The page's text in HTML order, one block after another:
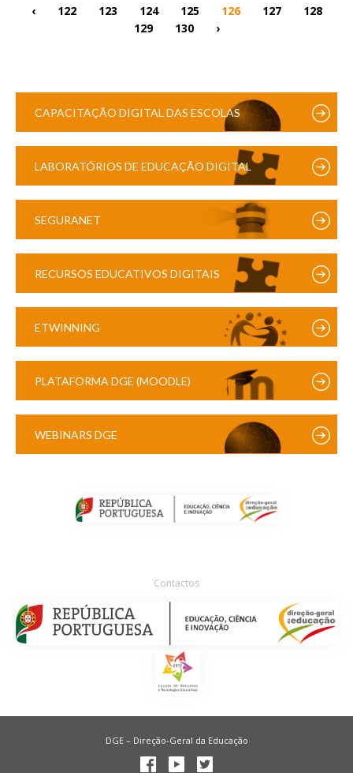
‹ 122 123 124 125 126 127
128
129
130 ›
CAPACITAÇÃO DIGITAL DAS ESCOLAS
LABORATÓRIOS DE EDUCAÇÃO DIGITAL
SEGURANET
RECURSOS EDUCATIVOS DIGITAIS
ETWINNING
PLATAFORMA DGE (MOODLE)
WEBINARS DGE
Contactos
DGE – Direção-Geral da Educação